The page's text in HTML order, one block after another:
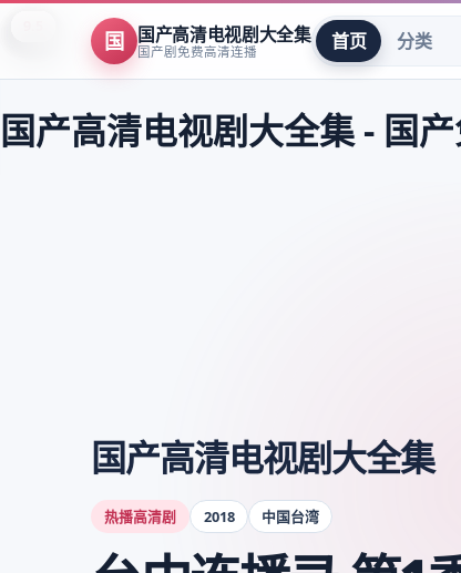
国 国产高清电视剧大全集
国产剧免费高清连播 首页 分类
国产高清电视剧大全集- 国
国产高清电视剧大全集
热播高清剧 2018 中国台湾